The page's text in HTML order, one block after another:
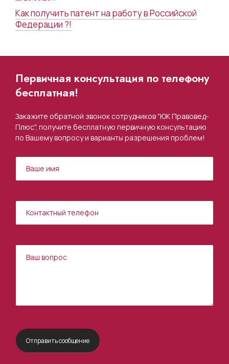
Как получить патент на работу в Российской
Федерации ?!
Первичная консультация по телефону
бесплатная!
Закажите обратной звонок сотрудников "ЮК Правовед-
Плюс", получите бесплатную первичную консультацию
по Вашему вопросу и варианты разрешения проблем!